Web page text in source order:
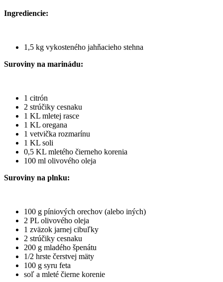
Ingrediencie:
1,5 kg vykosteného jahňacieho stehna
Suroviny na marinádu:
1 citrón
2 strúčiky cesnaku
1 KL mletej rasce
1 KL oregana
1 vetvička rozmarínu
1 KL soli
0,5 KL mletého čierneho korenia
100 ml olivového oleja
Suroviny na plnku:
100 g píniových orechov (alebo iných)
2 PL olivového oleja
1 zväzok jarnej cibuľky
2 strúčiky cesnaku
200 g mladého špenátu
1/2 hrste čerstvej mäty
100 g syru feta
soľ a mleté čierne korenie